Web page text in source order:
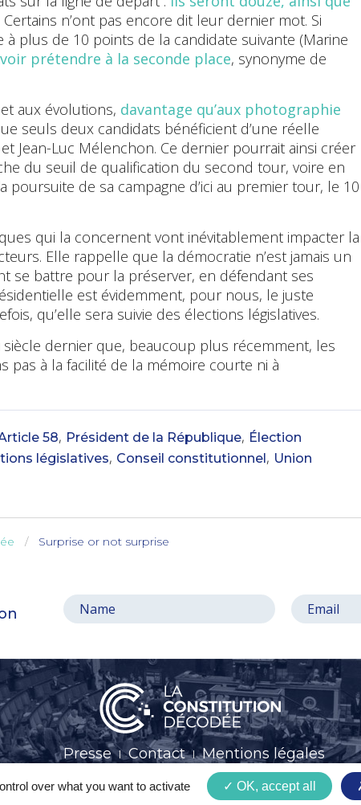
Certains n’ont pas encore dit leur dernier mot. Si
plus de 10 points de la candidate suivante (Marine
prétendre à la seconde place, synonyme de
aux évolutions, davantage qu’aux photographie
seuls deux candidats bénéficient d’une réelle
Jean-Luc Mélenchon. Ce dernier pourrait ainsi créer
du seuil de qualification du second tour, voire en
de sa campagne d’ici au premier tour, le 10
qui la concernent vont inévitablement impacter la
Elle rappelle que la démocratie n’est jamais un
se battre pour la préserver, en défendant ses
est évidemment, pour nous, le juste
qu’elle sera suivie des élections législatives.
dernier que, beaucoup plus récemment, les
pas à la facilité de la mémoire courte ni à
58, Président de la République, Élection
législatives, Conseil constitutionnel, Union
Surprise or not surprise
Presse Contact Mentions légales
over what you want to activate OK, accept all